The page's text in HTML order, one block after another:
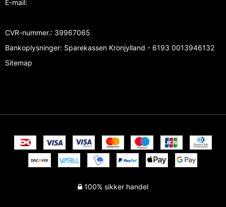
E-mail:
CVR-nummer.: 39967065
Bankoplysninger: Sparekassen Kronjylland - 6193 0013946132
Sitemap
100% sikker handel